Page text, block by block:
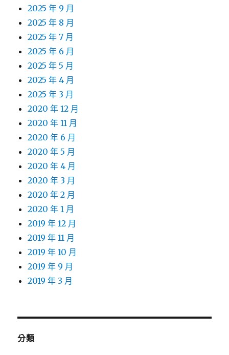
2025 年 9 月
2025 年 8 月
2025 年 7 月
2025 年 6 月
2025 年 5 月
2025 年 4 月
2025 年 3 月
2020 年 12 月
2020 年 11 月
2020 年 6 月
2020 年 5 月
2020 年 4 月
2020 年 3 月
2020 年 2 月
2020 年 1 月
2019 年 12 月
2019 年 11 月
2019 年 10 月
2019 年 9 月
2019 年 3 月
分類